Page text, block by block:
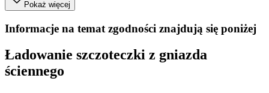
Pokaż więcej
Informacje na temat zgodności znajdują się poniżej
Ładowanie szczoteczki z gniazda
ściennego